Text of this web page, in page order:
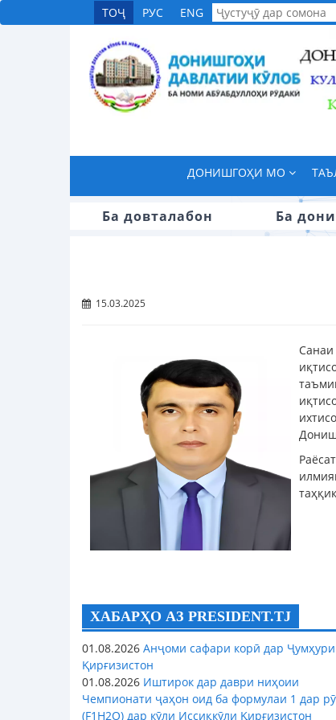
ТОҶ РУС ENG
ДОНИШГОҲИ МО
Ба довталабон Ба
15.03.2025
ХАБАРҲО АЗ PRESIDENT.TJ
01.08.2026 Анҷоми сафари корӣ дар
Қирғизистон
01.08.2026 Иштирок дар даври ниҳоии
Чемпионати ҷаҳон оид ба формулаи 1 дар
(F1H2O) дар кӯли Иссиқкӯли Қирғизистон